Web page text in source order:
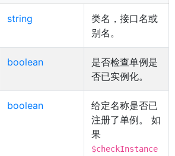
string
类名，接口名或
别名。
boolean
是否检查单例是
否已实例化。
boolean
给定名称是否已
注册了单例。 如
果
$checkInstance